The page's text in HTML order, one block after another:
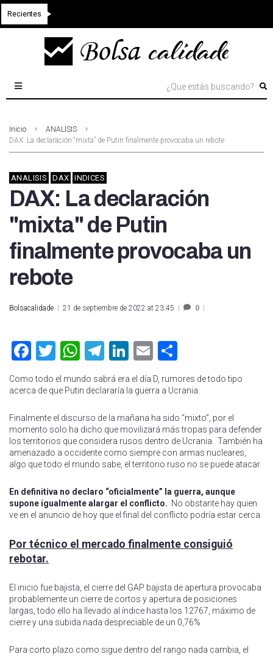
Recientes
Inicio
ANALISIS
DAX: La declaración “mixta” de Putin finalmente provocaba un rebote
ANALISIS DAX INDICES
DAX: La declaración
"mixta" de Putin
finalmente provocaba un
rebote
Bolsacalidade 21 de septiembre de 2022 at 23:45 0
Facebook
Twitter
WhatsApp
Telegram
LinkedIn
Email
Como todo el mundo sabrá era el día D, rumores de todo tipo
acerca de que Putin declararía la guerra a Ucrania.
Finalmente el discurso de la mañana ha sido “mixto”, por el
momento solo ha dicho que movilizará más tropas para defender
los territorios que considera rusos dentro de Ucrania. También ha
amenazado a occidente como siempre con armas nucleares,
algo que todo el mundo sabe, el territorio ruso no se puede atacar.
En definitiva no declaro “oficialmente” la guerra, aunque
supone igualmente alargar el conflicto. No obstante hay quien
ve en el anuncio de hoy que el final del conflicto podría estar cerca.
Por técnico el mercado finalmente consiguió
rebotar.
El inicio fue bajista, el cierre del GAP bajista de apertura provocaba
probablemente un cierre de cortos y apertura de posiciones
largas, todo ello ha llevado al índice hasta los 12767, máximo de
cierre y una subida nada despreciable de un 0,76%
Para corto plazo como sigue dentro del rango nada cambia, el